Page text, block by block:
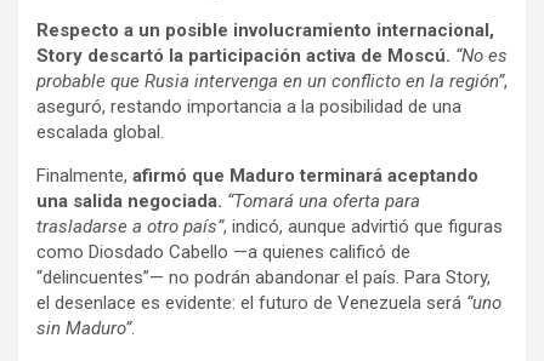
Respecto a un posible involucramiento internacional,
Story descartó la participación activa de Moscú. “No es
probable que Rusia intervenga en un conflicto en la región”,
aseguró, restando importancia a la posibilidad de una
escalada global.
Finalmente, afirmó que Maduro terminará aceptando
una salida negociada. “Tomará una oferta para
trasladarse a otro país”, indicó, aunque advirtió que figuras
como Diosdado Cabello —a quienes calificó de
“delincuentes”— no podrán abandonar el país. Para Story,
el desenlace es evidente: el futuro de Venezuela será “uno
sin Maduro”.